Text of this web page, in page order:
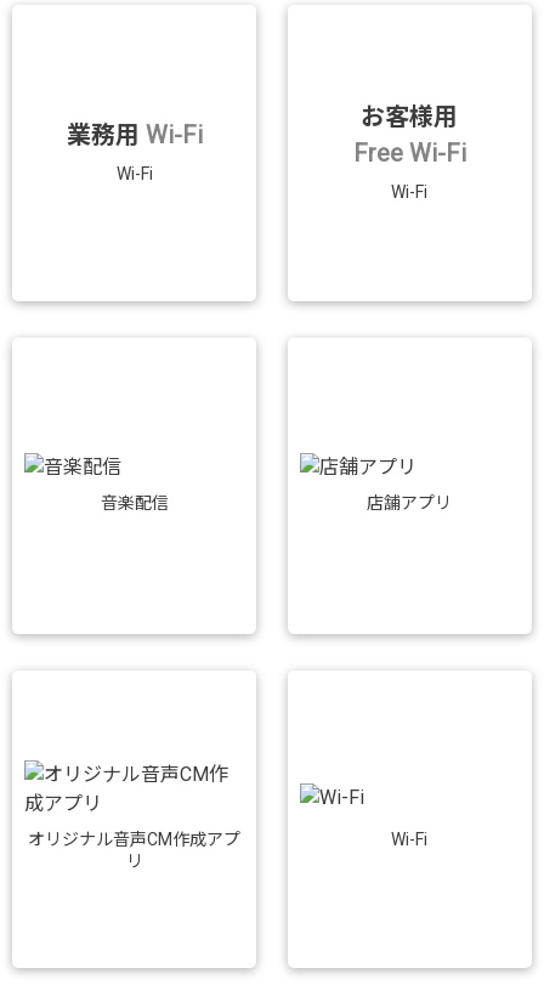
業務用 Wi-Fi
Wi-Fi
お客様用
Free Wi-Fi
Wi-Fi
音楽配信 店舗アプリ
オリジナル音声CM作成アプ
リ
Wi-Fi